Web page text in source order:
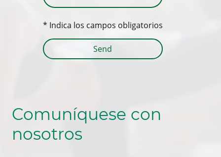
* Indica los campos obligatorios
Send
Comuníquese con
nosotros